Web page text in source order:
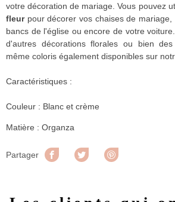
votre décoration de mariage. Vous pouvez
fleurpour décorer vos chaises de mariage,
bancs de l'église ou encore de votre
d'autres décorations florales ou bien
même coloris également disponibles sur
Caractéristiques :
Couleur : Blanc et crème
Matière : Organza
Partager Partager Tweet